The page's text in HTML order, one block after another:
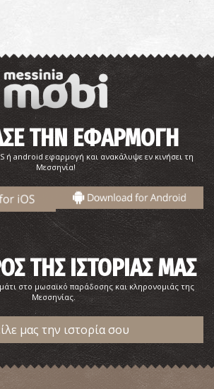
ΤΗΝ ΕΦΑΡΜΟΓΗ
ή android εφαρμογή και ανακάλυψε εν κινήσει τη
Μεσσηνία!
ΤΗΣ ΙΣΤΟΡΙΑΣ ΜΑΣ
στο μωσαϊκό παράδοσης και κληρονομιάς της
Μεσσηνίας.
μας την ιστορία σου